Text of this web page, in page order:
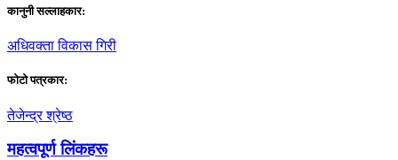
कानुनी सल्लाहकार:
अधिवक्ता विकास गिरी
फाेटाे पत्रकार:
तेजेन्द्र श्रेष्ठ
महत्वपूर्ण लिंकहरू